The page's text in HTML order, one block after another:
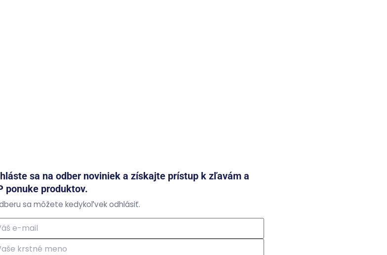
sa na odber noviniek a získajte prístup k zľavám a
ponuke produktov.
sa môžete kedykoľvek odhlásiť.